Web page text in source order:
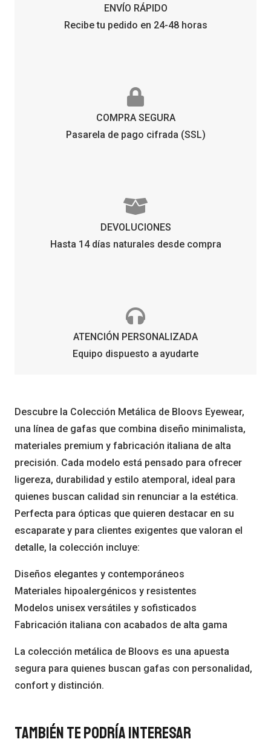
ENVÍO RÁPIDO
Recibe tu pedido en 24-48 horas
COMPRA SEGURA
Pasarela de pago cifrada (SSL)
DEVOLUCIONES
Hasta 14 días naturales desde compra
ATENCIÓN PERSONALIZADA
Equipo dispuesto a ayudarte
Descubre la Colección Metálica de Bloovs Eyewear,
una línea de gafas que combina diseño minimalista,
materiales premium y fabricación italiana de alta
precisión. Cada modelo está pensado para ofrecer
ligereza, durabilidad y estilo atemporal, ideal para
quienes buscan calidad sin renunciar a la estética.
Perfecta para ópticas que quieren destacar en su
escaparate y para clientes exigentes que valoran el
detalle, la colección incluye:
Diseños elegantes y contemporáneos
Materiales hipoalergénicos y resistentes
Modelos unisex versátiles y sofisticados
Fabricación italiana con acabados de alta gama
La colección metálica de Bloovs es una apuesta
segura para quienes buscan gafas con personalidad,
confort y distinción.
También te podría interesar